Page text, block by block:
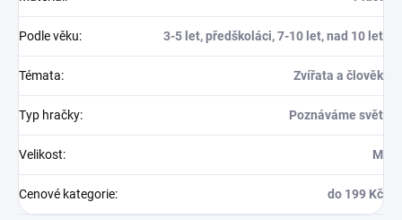
Podle věku: 3-5 let, předškoláci, 7-10 let, nad 10 let
Témata: Zvířata a člověk
Typ hračky: Poznáváme svět
Velikost: M
Cenové kategorie: do 199 Kč